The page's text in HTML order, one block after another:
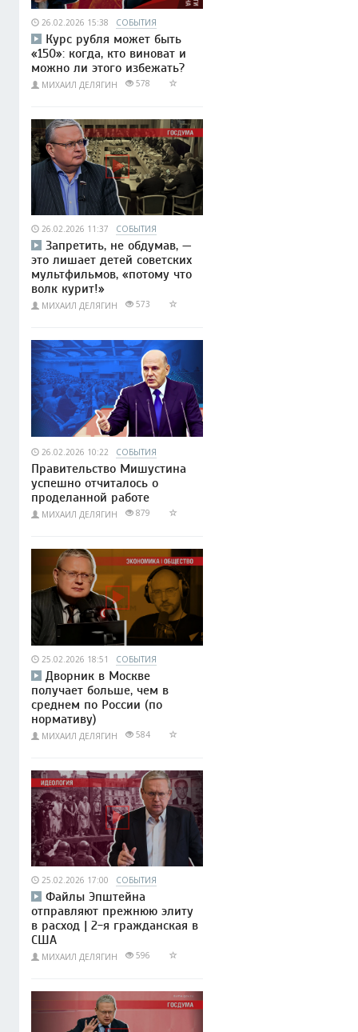
26.02.2026 15:38 СОБЫТИЯ
Курс рубля может быть
«150»: когда, кто виноват и
можно ли этого избежать?
МИХАИЛ ДЕЛЯГИН 578
26.02.2026 11:37 СОБЫТИЯ
Запретить, не обдумав, —
это лишает детей советских
мультфильмов, «потому что
волк курит!»
МИХАИЛ ДЕЛЯГИН 573
26.02.2026 10:22 СОБЫТИЯ
Правительство Мишустина
успешно отчиталось о
проделанной работе
МИХАИЛ ДЕЛЯГИН 879
25.02.2026 18:51 СОБЫТИЯ
Дворник в Москве
получает больше, чем в
среднем по России (по
нормативу)
МИХАИЛ ДЕЛЯГИН 584
25.02.2026 17:00 СОБЫТИЯ
Файлы Эпштейна
отправляют прежнюю элиту
в расход | 2-я гражданская в
США
МИХАИЛ ДЕЛЯГИН 596